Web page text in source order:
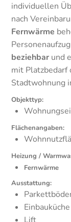
individuellen
nach
Fernwärme
beziehbar und
mit Platzbedarf
Stadtwohnung
Objekttyp:
Flächenangaben:
Heizung /
Fernwärme
Ausstattung:
Einbauküche